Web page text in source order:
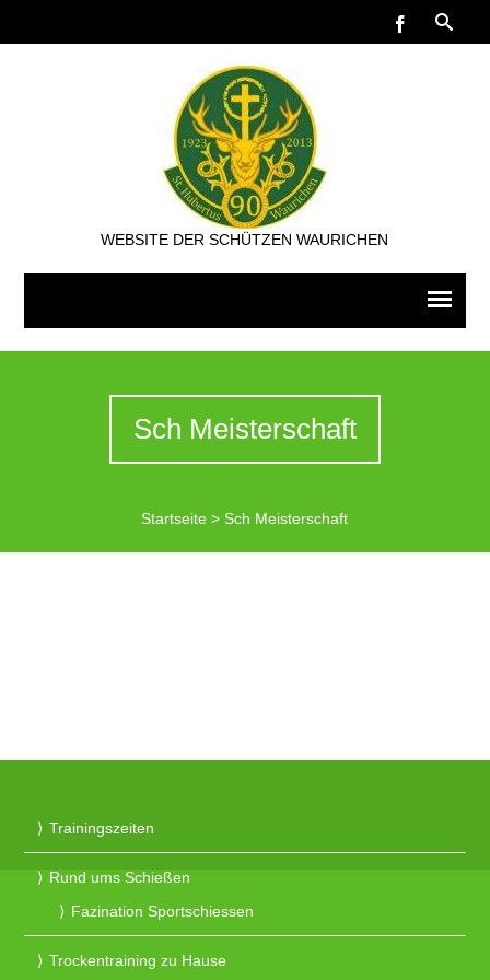
WEBSITE DER SCHÜTZEN WAURICHEN
Sch Meisterschaft
Startseite >Sch Meisterschaft
Trainingszeiten
Rund ums Schießen
Fazination Sportschiessen
Trockentraining zu Hause